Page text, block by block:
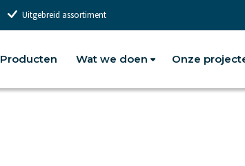
Uitgebreid assortiment
Producten Wat we doen Onze